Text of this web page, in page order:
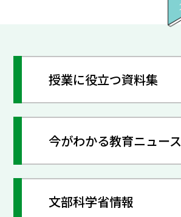
授業に役立つ資料集
今がわかる教育ニュース
文部科学省情報